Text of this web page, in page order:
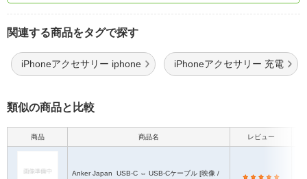
関連する商品をタグで探す
iPhoneアクセサリー iphone iPhoneアクセサリー 充電
類似の商品と比較
商品 商品名 レビュー
Anker Japan